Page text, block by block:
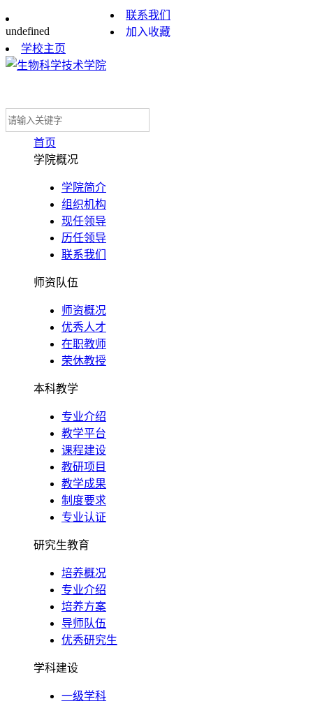
undefined
联系我们
加入收藏
学校主页
首页
学院概况
学院简介
组织机构
现任领导
历任领导
联系我们
师资队伍
师资概况
优秀人才
在职教师
荣休教授
本科教学
专业介绍
教学平台
课程建设
教研项目
教学成果
制度要求
专业认证
研究生教育
培养概况
专业介绍
培养方案
导师队伍
优秀研究生
学科建设
一级学科